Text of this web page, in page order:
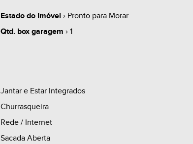
Estado do Imóvel › Pronto para Morar
Qtd. box garagem › 1
Jantar e Estar Integrados
Churrasqueira
Rede / Internet
Sacada Aberta